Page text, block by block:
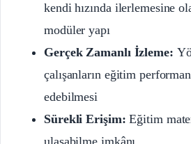
kendi hızında ilerlemesine
modüler yapı
Gerçek Zamanlı İzleme:
çalışanların eğitim
edebilmesi
Sürekli Erişim: Eğitim